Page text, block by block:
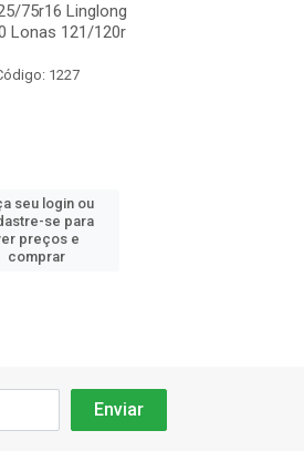
75r16 Linglong
Lonas 121/120r
1227
seu login ou
se para
preços e
comprar